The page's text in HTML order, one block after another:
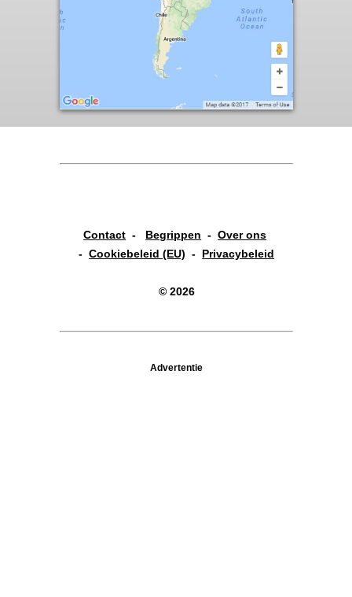
Contact - Begrippen -Over ons
-Cookiebeleid (EU) - Privacybeleid
© 2026
Advertentie